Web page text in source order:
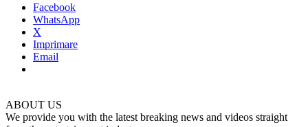
Facebook
WhatsApp
X
Imprimare
Email
ABOUT US
We provide you with the latest breaking news and videos straight